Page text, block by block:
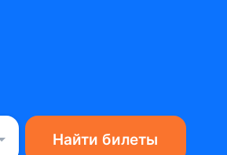
Найти билеты